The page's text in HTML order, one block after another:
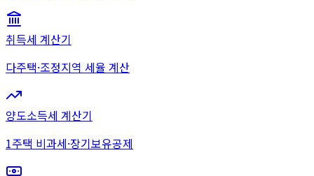
취득세 계산기
다주택·조정지역 세율 계산
양도소득세 계산기
1주택 비과세·장기보유공제